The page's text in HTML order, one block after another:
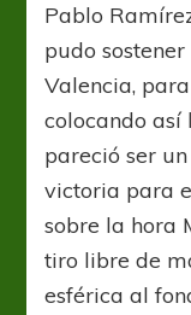
Pablo
pudo
Valencia,
colocando
pareció ser
victoria para
sobre la hora
tiro libre de
esférica al